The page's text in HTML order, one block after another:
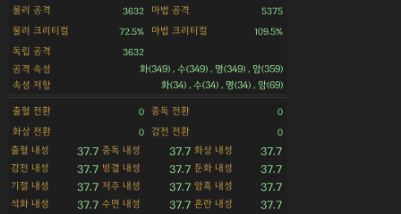
물리 공격 3632 마법 공격 5375
물리 크리티컬 72.5% 마법 크리티컬 109.5%
독립 공격 3632
공격 속성
화(349) , 수(349) , 명(349) , 암(359)
속성 저항
화(34) , 수(34) , 명(34) , 암(69)
출혈 전환 0 중독 전환 0
화상 전환 0 감전 전환 0
출혈 내성 37.7 중독 내성 37.7 화상 내성 37.7
감전 내성 37.7 빙결 내성 37.7 둔화 내성 37.7
기절 내성 37.7 저주 내성 37.7 암흑 내성 37.7
석화 내성 37.7 수면 내성 37.7 혼란 내성 37.7